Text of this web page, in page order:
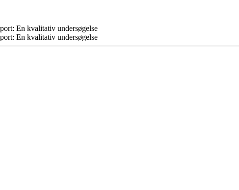
En kvalitativ undersøgelse
En kvalitativ undersøgelse